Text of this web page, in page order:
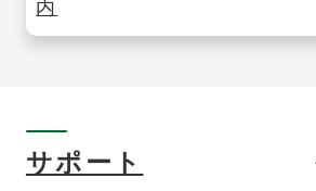
サポート